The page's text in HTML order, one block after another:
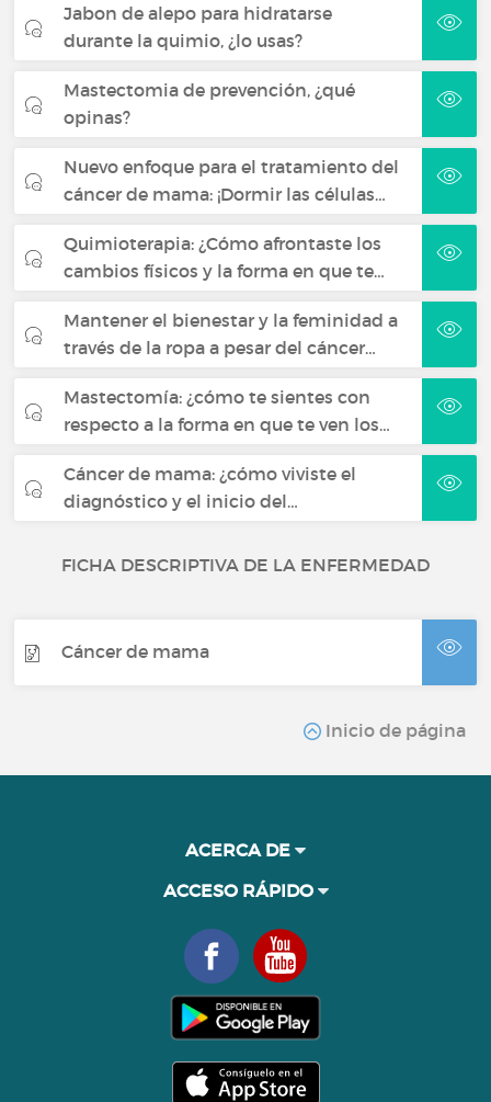
Jabon de alepo para hidratarse
durante la quimio, ¿lo usas?
Mastectomia de prevención, ¿qué
opinas?
Nuevo enfoque para el tratamiento del
cáncer de mama: ¡Dormir las células…
Quimioterapia: ¿Cómo afrontaste los
cambios físicos y la forma en que te…
Mantener el bienestar y la feminidad a
través de la ropa a pesar del cáncer…
Mastectomía: ¿cómo te sientes con
respecto a la forma en que te ven los…
Cáncer de mama: ¿cómo viviste el
diagnóstico y el inicio del…
FICHA DESCRIPTIVA DE LA ENFERMEDAD
Cáncer de mama
Inicio de página
ACERCA DE
ACCESO RÁPIDO